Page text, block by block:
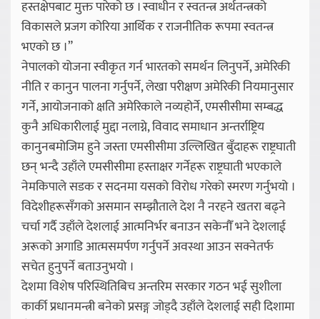
हस्तक्षेपबाट मुक्त पारेको छ । स्वाधीन र स्वतन्त्र अर्थतन्त्रको
विकासले प्रजग कोरिया आर्थिक र राजनीतिक रूपमा स्वतन्त्र
भएको छ ।”
नेपालको योजना स्वीकृत गर्न भारतको समर्थन लिनुपर्ने, अमेरिकी
नीति र कानुन पालना गर्नुपर्ने, लेखा परीक्षण अमेरिकी नियमानुसार
गर्ने, आयोजनाको क्षति अमेरिकाले नव्यहोर्ने, एमसीसीमा सम्बद्ध
कुनै अधिकारीलाई मुद्दा नलाग्ने, विवाद समाधान अन्तर्राष्ट्रिय
कानुनबमोजिम हुने जस्ता एमसीसीमा उल्लिखित बुँदाहरू राष्ट्रघाती
छन् भन्दै उहाँले एमसीसीमा हस्ताक्षर गर्नेहरू राष्ट्रघाती भएकाले
नेमकिपाले सडक र सदनमा यसको विरोध गरेको स्मरण गर्नुभयो ।
विदेशीहरूसँगको असमान सम्झौताले देश नै नरहने खतरा बढ्ने
चर्चा गर्दै उहाँले देशलाई आत्मनिर्भर बनाउन सकेनौँ भने देशलाई
अरूको अगाडि आत्मसमर्पण गर्नुपर्ने अवस्था आउन सक्नेतर्फ
सचेत हुनुपर्ने बताउनुभयो ।
देशमा विशेष परिस्थितिबिच अन्तरिम सरकार गठन भई सुशीला
कार्की प्रधानमन्त्री बनेको प्रसङ्ग जोड्दै उहाँले देशलाई सही दिशामा